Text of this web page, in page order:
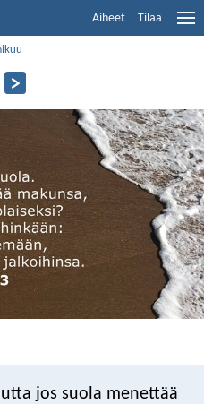
Aiheet Tilaa
jos suola menettää